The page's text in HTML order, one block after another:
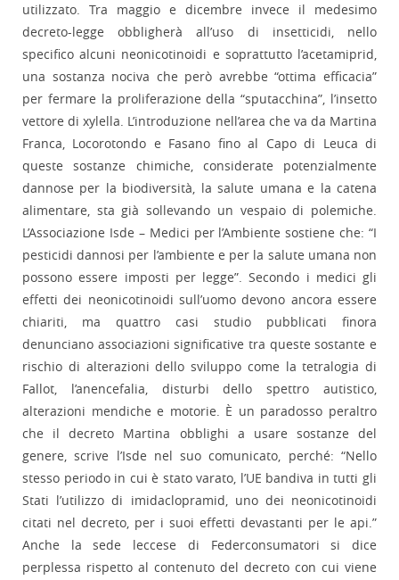
utilizzato. Tra maggio e dicembre invece il medesimo
decreto-legge obbligherà all’uso di insetticidi, nello
specifico alcuni neonicotinoidi e soprattutto l’acetamiprid,
una sostanza nociva che però avrebbe “ottima efficacia”
per fermare la proliferazione della “sputacchina”, l’insetto
vettore di xylella. L’introduzione nell’area che va da Martina
Franca, Locorotondo e Fasano fino al Capo di Leuca di
queste sostanze chimiche, considerate potenzialmente
dannose per la biodiversità, la salute umana e la catena
alimentare, sta già sollevando un vespaio di polemiche.
L’Associazione Isde – Medici per l’Ambiente sostiene che: “I
pesticidi dannosi per l’ambiente e per la salute umana non
possono essere imposti per legge”. Secondo i medici gli
effetti dei neonicotinoidi sull’uomo devono ancora essere
chiariti, ma quattro casi studio pubblicati finora
denunciano associazioni significative tra queste sostante e
rischio di alterazioni dello sviluppo come la tetralogia di
Fallot, l’anencefalia, disturbi dello spettro autistico,
alterazioni mendiche e motorie. È un paradosso peraltro
che il decreto Martina obblighi a usare sostanze del
genere, scrive l’Isde nel suo comunicato, perché: “Nello
stesso periodo in cui è stato varato, l’UE bandiva in tutti gli
Stati l’utilizzo di imidaclopramid, uno dei neonicotinoidi
citati nel decreto, per i suoi effetti devastanti per le api.”
Anche la sede leccese di Federconsumatori si dice
perplessa rispetto al contenuto del decreto con cui viene